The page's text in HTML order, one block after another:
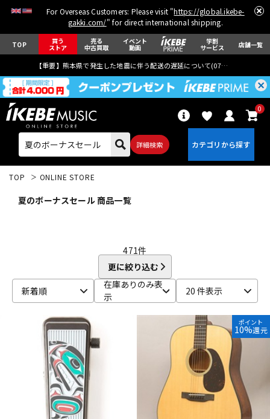
For Overseas Customers: Please visit "https://global.ikebe-
gakki.com/" for direct international shipping.
TOP 買う
ストア
売る
中古買取
イベント
動画
学割
サービス 店舗一覧
【重要】熊本県で発生した地震に伴う配送の遅延について(07月29日
詳細検索
0
ウクレレ
ドラム パーカッション
キーボード 電子ピアノ
TOP ONLINE STORE
夏のボーナスセール 商品一覧
471件
更に絞り込む
新着順
在庫ありのみ表
示
20 件表示
ポイント
10%還元